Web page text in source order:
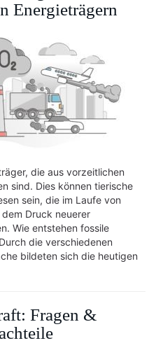
Energieträgern
die aus vorzeitlichen
sind. Dies können tierische
sein, die im Laufe von
Druck neuerer
Wie entstehen fossile
die verschiedenen
bildeten sich die heutigen
Fragen &